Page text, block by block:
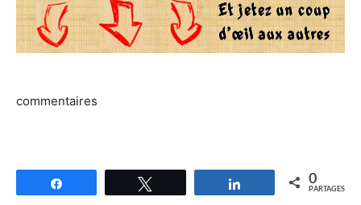
commentaires
Partagez 0
PARTAGES